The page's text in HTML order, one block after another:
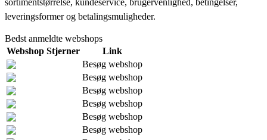
leveringsformer og betalingsmuligheder.
Bedst anmeldte webshops
Webshop Stjerner
Link
Besøg webshop
Besøg webshop
Besøg webshop
Besøg webshop
Besøg webshop
Besøg webshop